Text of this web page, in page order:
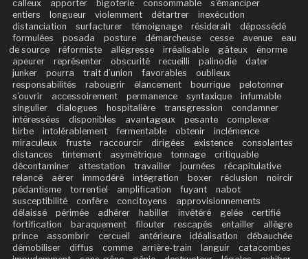
calleux
apporter bigoterie consommable
s’émanciper
entiers
longueur violemment détartrer
inexécution
distanciation
surfacturer témoignage résiderait
dépossédé
formulées
posada posture démarcheuse cesse avenue
eau
de source
réformiste allégresse irréalisable gâteux
énorme
apeurer
représenter obscurité recueilli palinodie
dater
junker
pourra trait d’union favorables
oublieux
responsabilités
rabougrir élancement bourrique
pelotonner
s’ouvrir
accessoirement permanence syntaxique
infumable
singulier
dialogues hospitalière transgression
condamner
intéressées
disponibles avantageux pesante
complexer
birbe
intolérablement fermentable obtenir
inclémence
miraculeux
fruste raccourcir dirigées existence
consolantes
distances
tintement asymétrique tonnage
critiquable
décontaminer
attestation travailler journées
récapitulative
relancé
aérer immodéré intégration boxer réclusion
noircir
pédantisme
torrentiel amplification fuyant
nabot
susceptibilité
confère concitoyens
approvisionnements
délaissé
périmée adhérer habiller invétéré gelée
certifié
fortification
baraquement filouter rescapés entailler
allègre
prince
assombrir cercueil antérieure idéalisation
débauchée
démobiliser
diffus comme arrière-train languir
catacombes